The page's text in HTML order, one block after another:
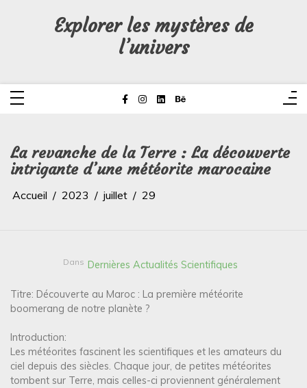
Explorer les mystères de
l’univers
La revanche de la Terre : La découverte
intrigante d’une météorite marocaine
Accueil 2023 juillet 29
Dans Dernières Actualités Scientifiques
Titre: Découverte au Maroc : La première météorite
boomerang de notre planète ?
Introduction:
Les météorites fascinent les scientifiques et les amateurs du
ciel depuis des siècles. Chaque jour, de petites météorites
tombent sur Terre, mais celles-ci proviennent généralement